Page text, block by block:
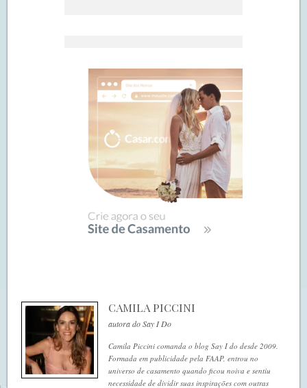
CAMILA PICCINI
autora do Say I Do
Camila Piccini comanda o blog Say I do desde 2009.
Formada em publicidade pela FAAP, entrou no
universo de casamento quando ficou noiva e sentiu
necessidade de dividir suas inspirações com outras